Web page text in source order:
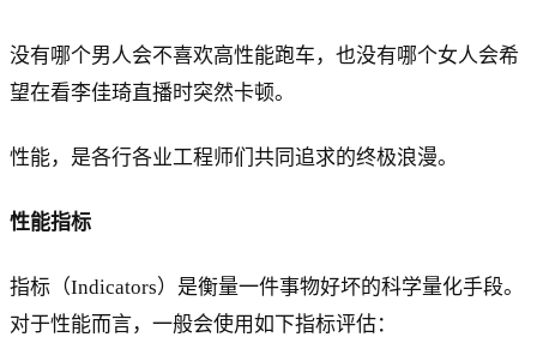
没有哪个男人会不喜欢高性能跑车，也没有哪个女人会希
望在看李佳琦直播时突然卡顿。
性能，是各行各业工程师们共同追求的终极浪漫。
性能指标
指标（Indicators）是衡量一件事物好坏的科学量化手段。
对于性能而言，一般会使用如下指标评估：